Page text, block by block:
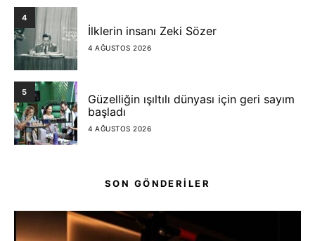
4
İlklerin insanı Zeki Sözer
4 AĞUSTOS 2026
5
Güzelliğin ışıltılı dünyası için geri sayım
başladı
4 AĞUSTOS 2026
SON GÖNDERİLER